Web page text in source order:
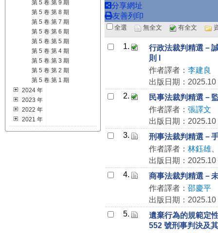
第 5 卷 第 9 期
第 5 卷 第 8 期
第 5 卷 第 7 期
第 5 卷 第 6 期
第 5 卷 第 5 期
第 5 卷 第 4 期
第 5 卷 第 3 期
第 5 卷 第 2 期
第 5 卷 第 1 期
2024 年
2023 年
2022 年
2021 年
分享網址
友善列印
全選 無全文 有全文
1.
行政法裁判精選－
則 I
作者譯者： 李建良
出版日期：2025.10
2.
民事法裁判精選－
作者譯者： 張譯文
出版日期：2025.10
3.
刑事法裁判精選－
作者譯者： 林鈺雄
出版日期：2025.10
4.
商事法裁判精選－
作者譯者： 邵慶平
出版日期：2025.10
5.
遺棄行為的規範定
552 號刑事判決及